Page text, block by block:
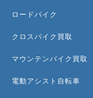
ロードバイク
クロスバイク買取
マウンテンバイク買取
電動アシスト自転車